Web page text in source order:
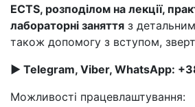
ECTS, розподілом на лекції,
лабораторні заняття з
також допомогу з вступом,
► Telegram, Viber, WhatsApp:
Можливості працевлаштування: